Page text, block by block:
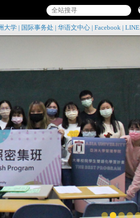
大学 国际事务处 华语文中心 Facebook LINE